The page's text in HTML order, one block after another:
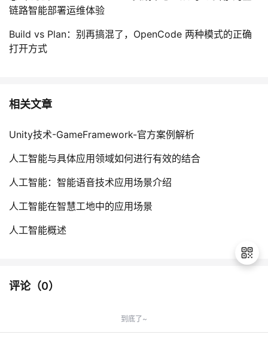
链路智能部署运维体验
Build vs Plan：别再搞混了，OpenCode 两种模式的正确
打开方式
相关文章
Unity技术-GameFramework-官方案例解析
人工智能与具体应用领域如何进行有效的结合
人工智能：智能语音技术应用场景介绍
人工智能在智慧工地中的应用场景
人工智能概述
评论（0）
到底了~